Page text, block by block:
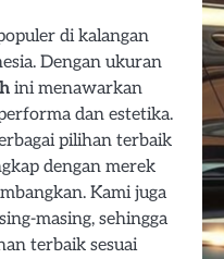
di kalangan
Dengan ukuran
ini menawarkan
dan estetika.
pilihan terbaik
dengan merek
Kami juga
masing, sehingga
terbaik sesuai